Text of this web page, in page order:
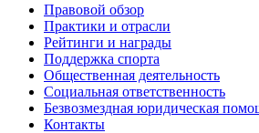
Правовой обзор
Практики и отрасли
Рейтинги и награды
Поддержка спорта
Общественная деятельность
Социальная ответственность
Безвозмездная юридическая
Контакты